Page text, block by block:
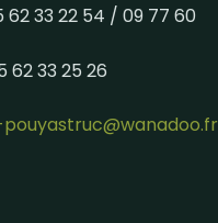
62 33 22 54 / 09 77 60
62 33 25 26